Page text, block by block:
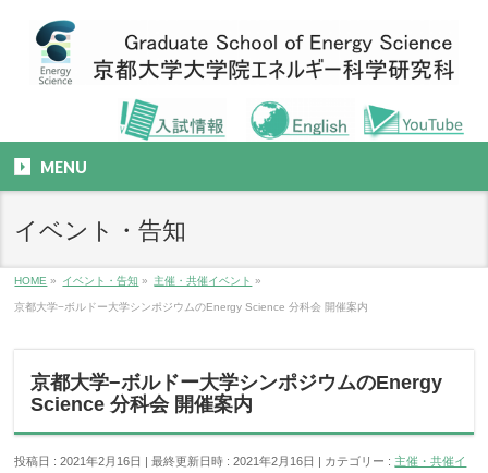
MENU
イベント・告知
HOME » イベント・告知 » 主催・共催イベント »
京都大学−ボルドー大学シンポジウムのEnergy Science 分科会 開催案内
京都大学−ボルドー大学シンポジウムのEnergy
Science 分科会 開催案内
投稿日 : 2021年2月16日 最終更新日時 : 2021年2月16日 カテゴリー : 主催・共催イ